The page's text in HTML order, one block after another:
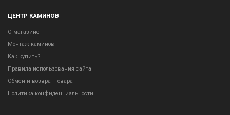
ЦЕНТР КАМИНОВ
О магазине
Монтаж каминов
Как купить?
Правила использования сайта
Обмен и возврат товара
Политика конфиденциальности